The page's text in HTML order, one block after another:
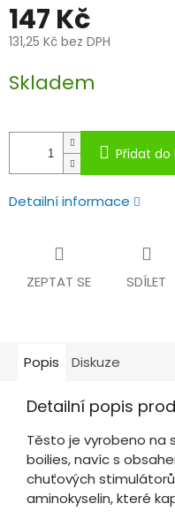
147 Kč
131,25 Kč bez DPH
cena:
Skladem
Přidat do
Detailní informace
ZEPTAT SE SDÍLET
Popis Diskuze
Detailní popis
Těsto je vyrobeno na
boilies, navíc s
chuťových
aminokyselin, které